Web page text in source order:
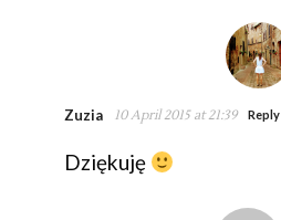
Zuzia 10 April 2015 at 21:39 Reply
Dziękuję